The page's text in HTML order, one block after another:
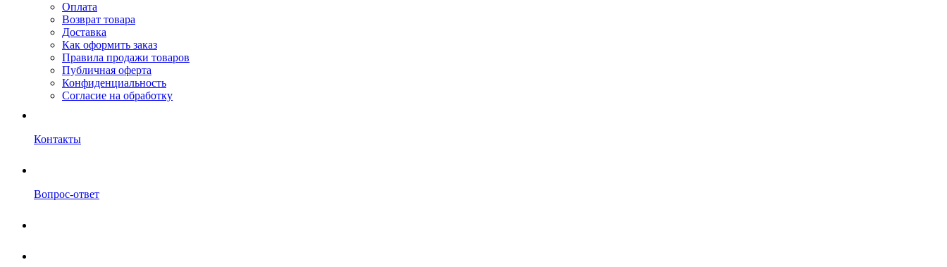
Оплата
Возврат товара
Доставка
Как оформить заказ
Правила продажи товаров
Публичная оферта
Конфиденциальность
Согласие на обработку
Контакты
Вопрос-ответ